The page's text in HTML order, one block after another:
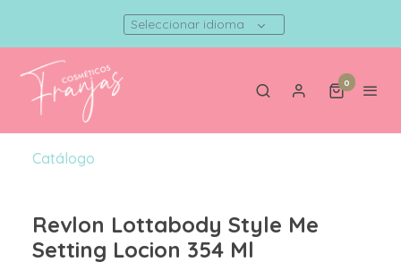
Seleccionar idioma
0
Catálogo
Revlon Lottabody Style Me
Setting Locion 354 Ml